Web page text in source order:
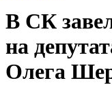
В СК
на
Олега